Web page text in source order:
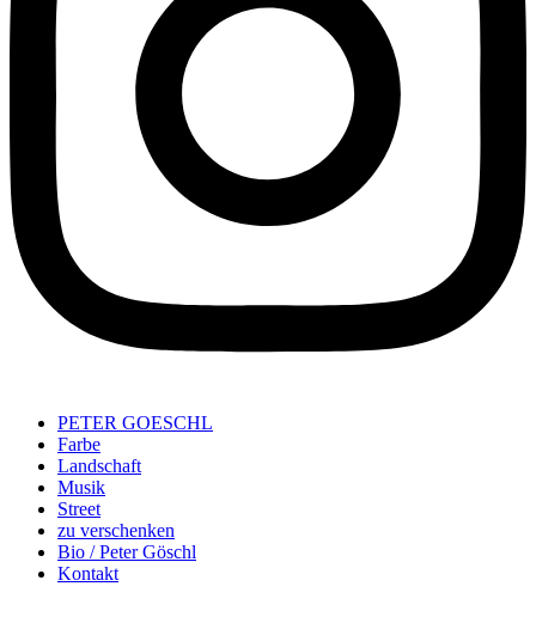
PETER GOESCHL
Farbe
Landschaft
Musik
Street
zu verschenken
Bio / Peter Göschl
Kontakt